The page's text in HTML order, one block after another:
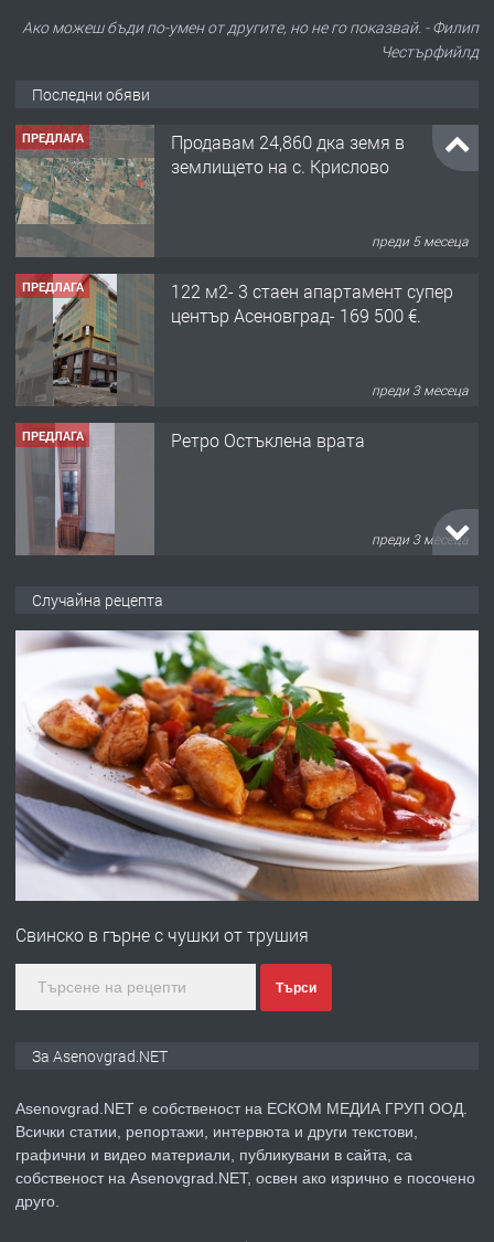
Ако можеш бъди по-умен от другите, но не го показвай. - Филип
Честърфийлд
Последни обяви
Продавам 24,860 дка земя в
преди 5 месеца
ПРЕДЛАГА
преди 3 месеца
ПРЕДЛАГА
ПРЕДЛАГА
🌟HYUNDAI i10 - 2024 | Само 55 лв./
ПРЕДЛАГА
Професионална броячна машина -
със сертификат от ЕЦБ
преди 1 година
ПРЕДЛАГА
Професионална зеленчукорезачка
за заведения и дома
преди 1 година
ПРЕДЛАГА Дава под наем Асеновград
Давам индивидуалани уроци по
Немски език
Случайна рецепта
Свинско в гърне с чушки от трушия
Търси
За Asenovgrad.NET
Asenovgrad.NET е собственост на ЕСКОМ МЕДИА ГРУП ООД.
Всички статии, репортажи, интервюта и други текстови,
графични и видео материали, публикувани в сайта, са
собственост на Asenovgrad.NET, освен ако изрично е посочено
друго.